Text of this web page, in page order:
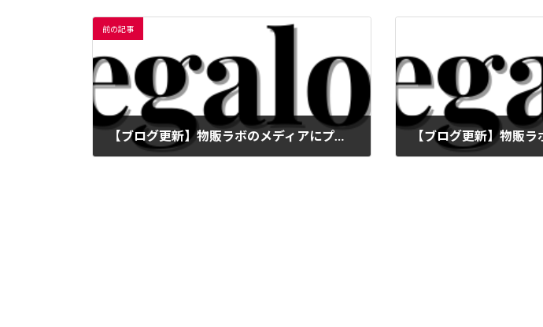
前の記事
【ブログ更新】物販ラボのメディアにプライスターについての記事を更新しました